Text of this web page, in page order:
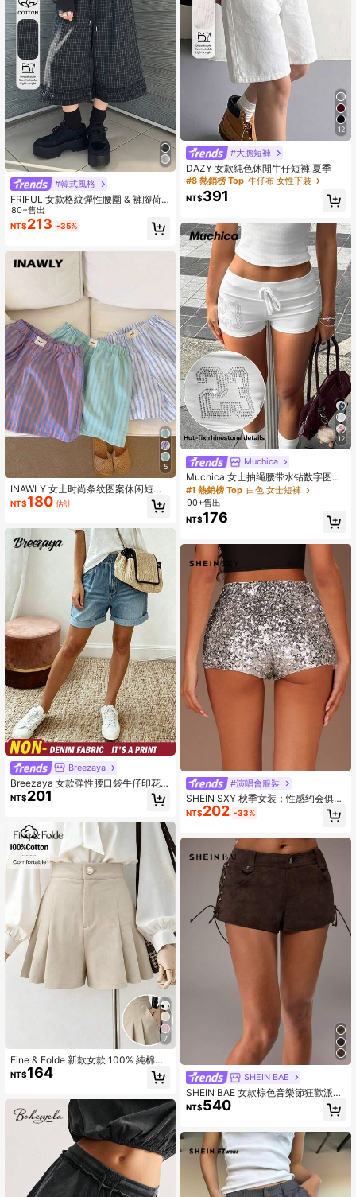
#韓式風格
FRIFUL 女款格紋彈性腰圍 & 褲腳荷
葉邊飾邊休閒七分褲 夏季
80+售出
NT$213 -35%
5
INAWLY 女士时尚条纹图案休闲短
裤，适合夏季派对和日常穿着
NT$180 估計
Breezaya
Breezaya 女款彈性腰口袋牛仔印花
休閒短褲
NT$201
7
Fine & Folde 新款女款 100% 純棉梭
織壓褶 A 字版型前拉鍊後鬆緊腰修身
中腰短褲，百搭舒適優雅日常短褲
NT$164
12
#大膽短褲
DAZY 女款純色休閒牛仔短褲 夏季
#8 熱銷榜 Top 牛仔布 女性下裝
NT$391
12
Muchica
Muchica 女士抽绳腰带水钻数字图案
休闲百搭日常短裤
#1 熱銷榜 Top 白色 女士短褲
90+售出
NT$176
#演唱會服裝
SHEIN SXY 秋季女装；性感约会俱乐
部高弹力银珠超低腰短裤；女士纯银
闪亮亮片紧身超级短裤，非常适合约
派对和其他迷人的夜晚活动
NT$202 -33%
SHEIN BAE
SHEIN BAE 女款棕色音樂節狂歡派對
鉚釘高街側綁帶時尚短褲，棕色做舊
水洗PU短褲，性感風格，適合外出、
棕色短褲
NT$540